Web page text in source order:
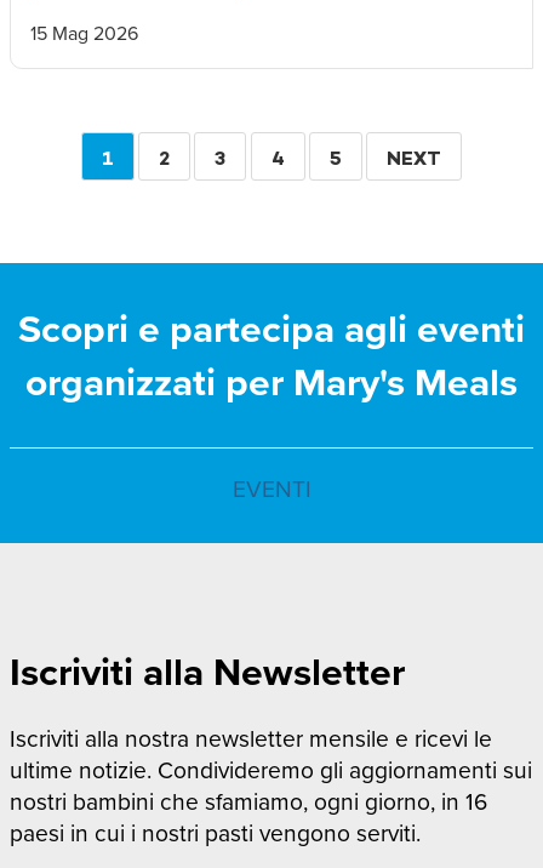
15 Mag 2026
Paginazione
PAGINA
1 PAGINA
2 PAGINA
3 PAGINA
4 PAGINA
5
PAGINA
NEXT
Scopri e partecipa agli eventi
organizzati per Mary's Meals
EVENTI
Iscriviti alla Newsletter
Iscriviti alla nostra newsletter mensile e ricevi le
ultime notizie. Condivideremo gli aggiornamenti sui
nostri bambini che sfamiamo, ogni giorno, in 16
paesi in cui i nostri pasti vengono serviti.